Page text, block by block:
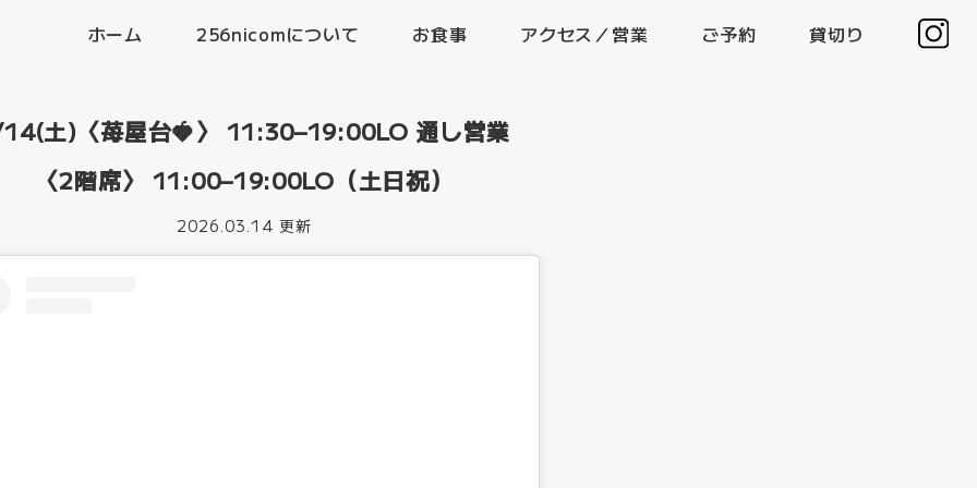
ホーム 256nicomについて お食事 アクセス／営業 ご予約 貸切り
土)〈苺屋台🍓〉 11:30–19:00LO 通し営業
〈2階席〉 11:00–19:00LO（土日祝）
2026.03.14 更新